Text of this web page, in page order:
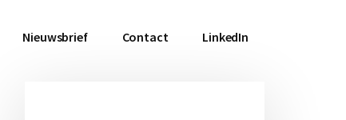
Nieuwsbrief Contact LinkedIn